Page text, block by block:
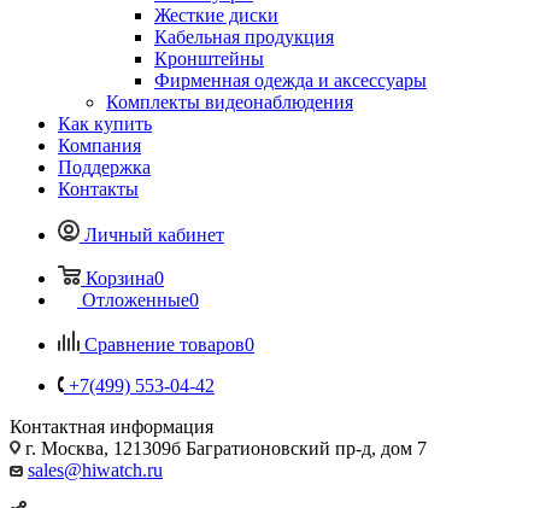
Жесткие диски
Кабельная продукция
Кронштейны
Фирменная одежда и аксессуары
Комплекты видеонаблюдения
Как купить
Компания
Поддержка
Контакты
Личный кабинет
Корзина0
Отложенные0
Сравнение товаров0
+7(499) 553-04-42
Контактная информация
г. Москва, 121309б Багратионовский пр-д, дом 7
sales@hiwatch.ru